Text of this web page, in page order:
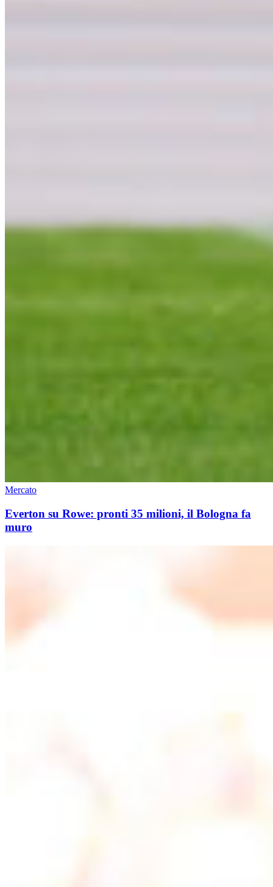
Mercato
Everton su Rowe: pronti 35 milioni, il Bologna fa
muro